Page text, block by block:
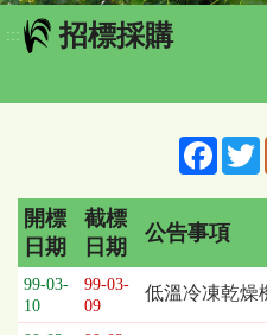
容
區
::: 招標採購
招
標
採
開標
日期
截標
日期
公告事項
99-03-
10
99-03-
09
低溫冷凍乾燥